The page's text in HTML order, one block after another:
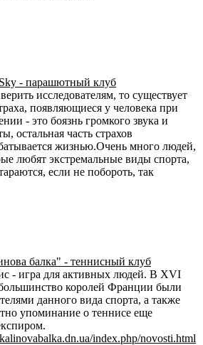
- парашютный клуб
исследователям, то существует
появляющиеся у человека при
- это боязнь громкого звука и
остальная часть страхов
жизнью.Очень много людей,
любят экстремальные виды спорта,
если не побороть, так
балка" - теннисный клуб
- игра для активных людей. В XVI
королей Франции были
данного вида спорта, а также
упоминание о теннисе еще
index.php/novosti.html